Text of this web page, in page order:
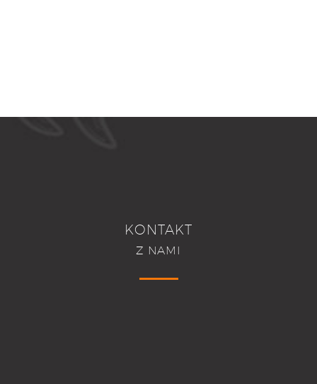
KONTAKT
Z NAMI